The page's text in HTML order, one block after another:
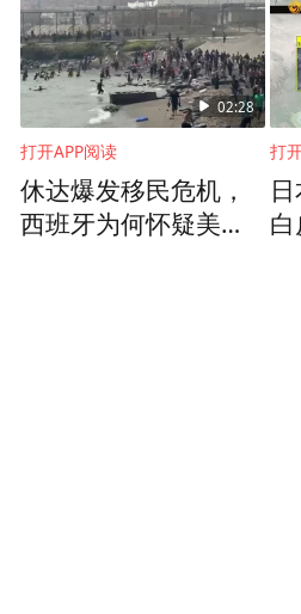
02:28
打开APP阅读
休达爆发移民危机，
西班牙为何怀疑美国
打